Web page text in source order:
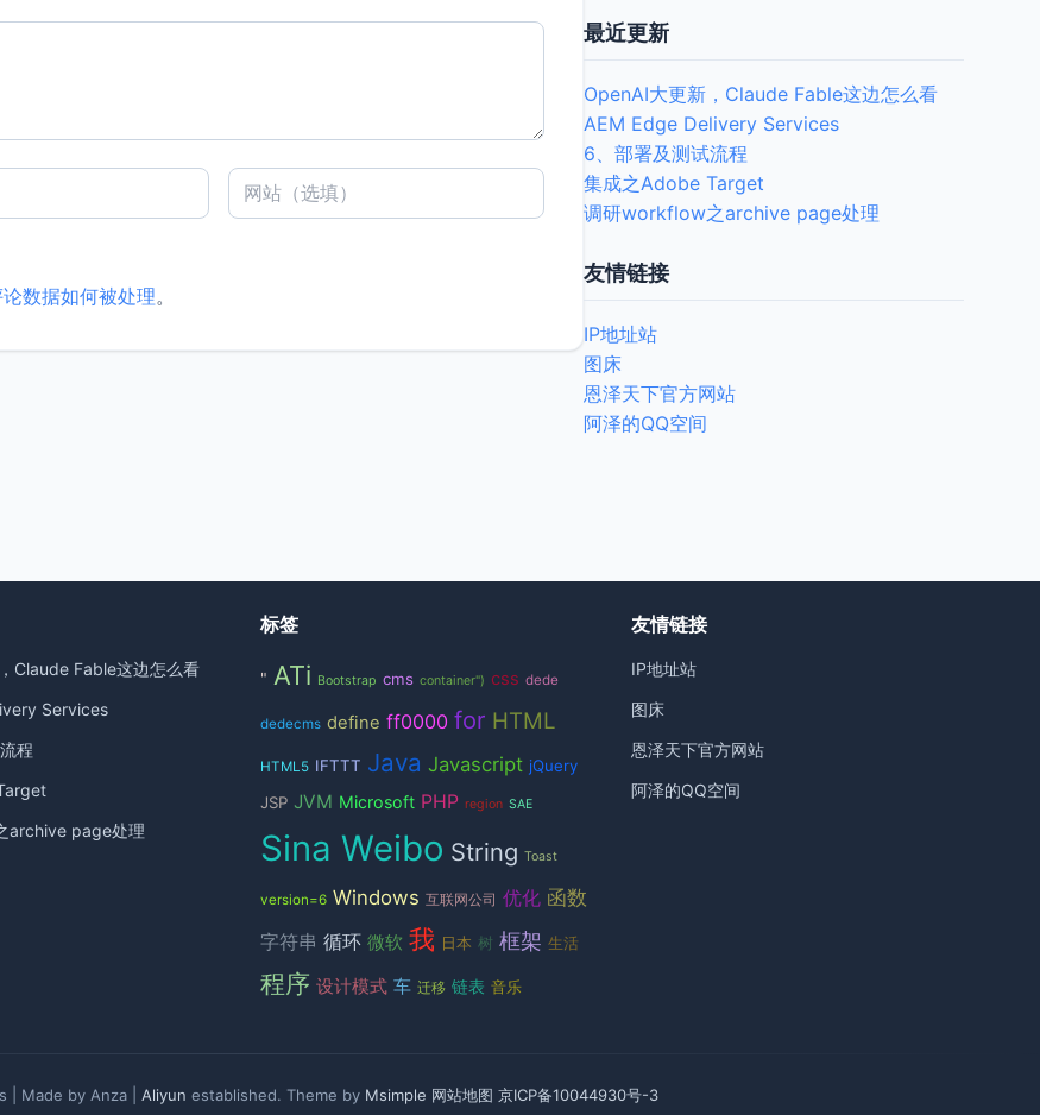
数据如何被处理。
最近更新
OpenAI大更新，Claude Fable这边怎么看
AEM Edge Delivery Services
6、部署及测试流程
集成之Adobe Target
调研workflow之archive page处理
友情链接
IP地址站
图床
恩泽天下官方网站
阿泽的QQ空间
Claude Fable这边怎么看
Services
程
archive page处理
标签
" ATi Bootstrap cms container") css dede
dedecms define ff0000 for HTML
HTML5 IFTTT Java Javascript jQuery
JSP JVM Microsoft PHP region SAE
Sina Weibo String Toast
version=6 Windows 互联网公司 优化 函数
字符串 循环 微软 我 日本 树 框架 生活
程序 设计模式 车 迁移 链表 音乐
友情链接
IP地址站
图床
恩泽天下官方网站
阿泽的QQ空间
| Made by Anza | Aliyun established. Theme by Msimple 网站地图 京ICP备10044930号-3